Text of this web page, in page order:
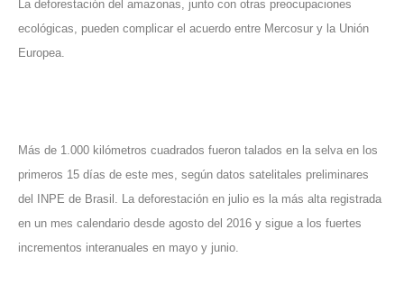
La deforestación del amazonas, junto con otras preocupaciones
ecológicas, pueden complicar el acuerdo entre Mercosur y la Unión
Europea.
Más de 1.000 kilómetros cuadrados fueron talados en la selva en los
primeros 15 días de este mes, según datos satelitales preliminares
del INPE de Brasil. La deforestación en julio es la más alta registrada
en un mes calendario desde agosto del 2016 y sigue a los fuertes
incrementos interanuales en mayo y junio.